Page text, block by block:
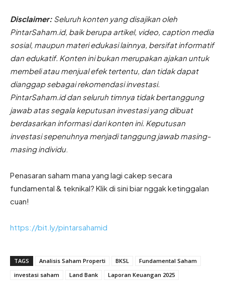
Disclaimer: Seluruh konten yang disajikan oleh
PintarSaham.id, baik berupa artikel, video, caption media
sosial, maupun materi edukasi lainnya, bersifat informatif
dan edukatif. Konten ini bukan merupakan ajakan untuk
membeli atau menjual efek tertentu, dan tidak dapat
dianggap sebagai rekomendasi investasi.
PintarSaham.id dan seluruh timnya tidak bertanggung
jawab atas segala keputusan investasi yang dibuat
berdasarkan informasi dari konten ini. Keputusan
investasi sepenuhnya menjadi tanggung jawab masing-
masing individu.
Penasaran saham mana yang lagi cakep secara
fundamental & teknikal? Klik di sini biar nggak ketinggalan
cuan!
https://bit.ly/pintarsahamid
TAGS Analisis Saham Properti BKSL
Fundamental Saham
investasi saham
Land Bank Laporan Keuangan 2025